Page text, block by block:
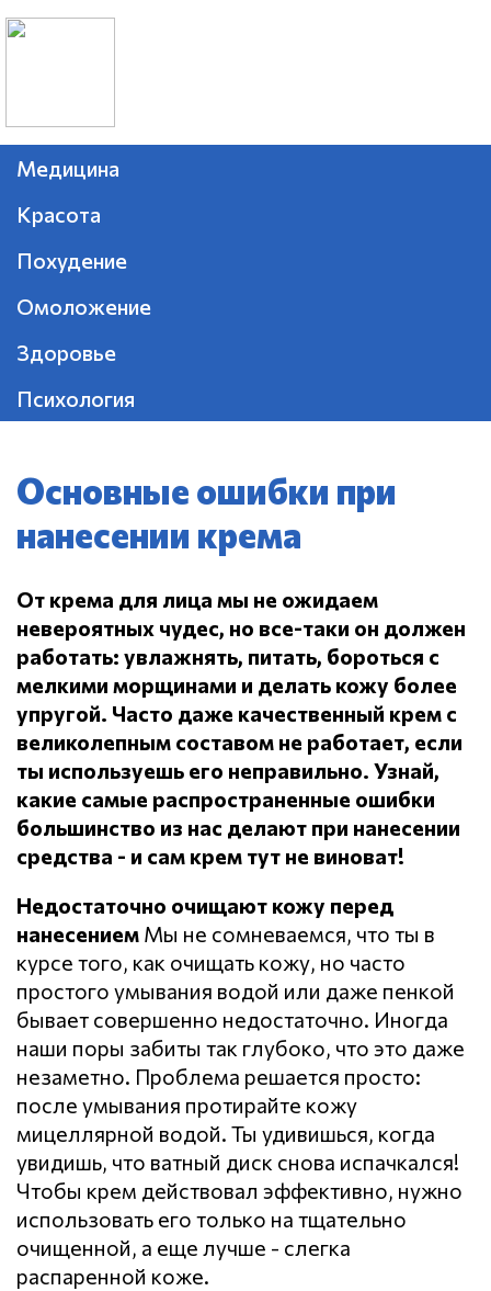
Медицина
Красота
Похудение
Омоложение
Здоровье
Психология
Основные ошибки при
нанесении крема
От крема для лица мы не ожидаем
невероятных чудес, но все-таки он должен
работать: увлажнять, питать, бороться с
мелкими морщинами и делать кожу более
упругой. Часто даже качественный крем с
великолепным составом не работает, если
ты используешь его неправильно. Узнай,
какие самые распространенные ошибки
большинство из нас делают при нанесении
средства - и сам крем тут не виноват!
Недостаточно очищают кожу перед
нанесением Мы не сомневаемся, что ты в
курсе того, как очищать кожу, но часто
простого умывания водой или даже пенкой
бывает совершенно недостаточно. Иногда
наши поры забиты так глубоко, что это даже
незаметно. Проблема решается просто:
после умывания протирайте кожу
мицеллярной водой. Ты удивишься, когда
увидишь, что ватный диск снова испачкался!
Чтобы крем действовал эффективно, нужно
использовать его только на тщательно
очищенной, а еще лучше - слегка
распаренной коже.